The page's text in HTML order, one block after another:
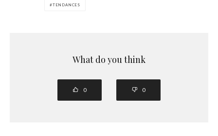
TENDANCES
What do you think
0 0